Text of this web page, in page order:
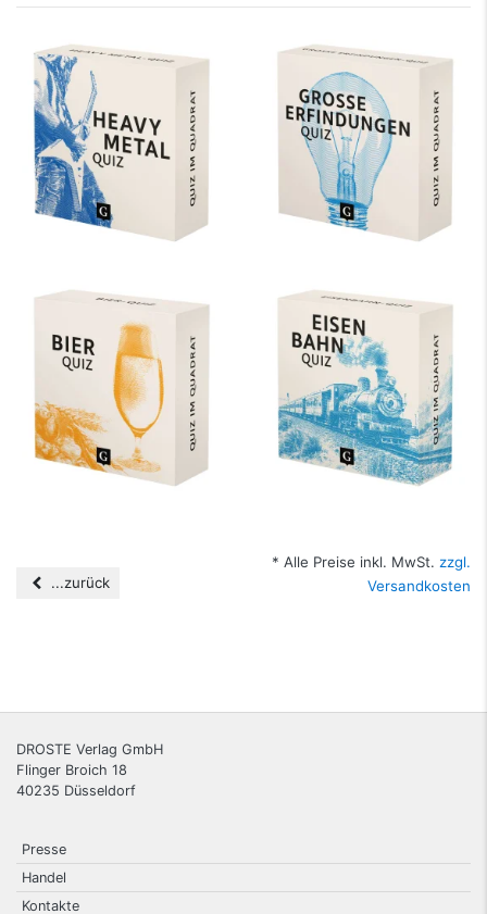
Heavy Metal-Quiz
mehr Infos …
Große Erfindungen-
Quiz
mehr Infos …
mehr Infos …
Eisenbahn-Quiz
mehr Infos …
...zurück
* Alle Preise inkl. MwSt. zzgl.
Versandkosten
DROSTE Verlag GmbH
Flinger Broich 18
40235 Düsseldorf
Presse
Handel
Kontakte